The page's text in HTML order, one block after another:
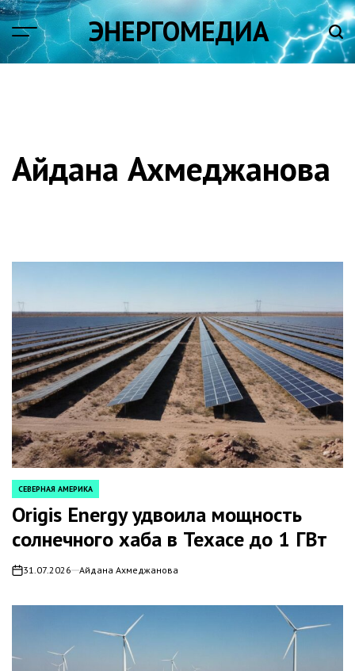
Skip
content
ЭНЕРГОМЕДИА
Айдана Ахмеджанова
POSTED
IN
СЕВЕРНАЯ АМЕРИКА
Origis Energy удвоила мощность
солнечного хаба в Техасе до 1 ГВт
on31.07.2026 Айдана Ахмеджанова